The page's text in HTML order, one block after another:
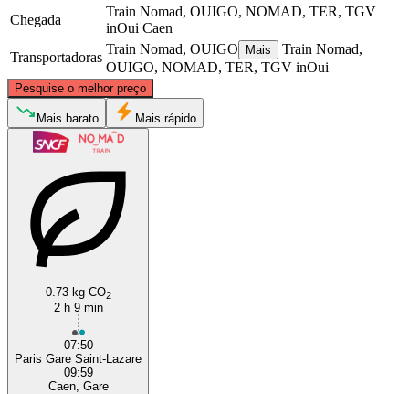
Chegada
Train Nomad, OUIGO, NOMAD, TER, TGV
inOui Caen
Transportadoras
Train Nomad, OUIGO Mais
Train Nomad,
OUIGO, NOMAD, TER, TGV inOui
Pesquise o melhor preço
Caen
©CARTO, ©OpenStreetMapcontributors
Mais barato Mais rápido
0.73 kg CO2
2 h 9 min
07:50
Paris Gare Saint-Lazare
09:59
Caen, Gare